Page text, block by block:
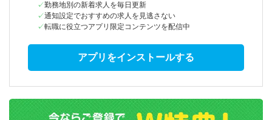
勤務地別の新着求人を毎日更新
通知設定でおすすめの求人を見逃さない
転職に役立つアプリ限定コンテンツを配信中
アプリをインストールする